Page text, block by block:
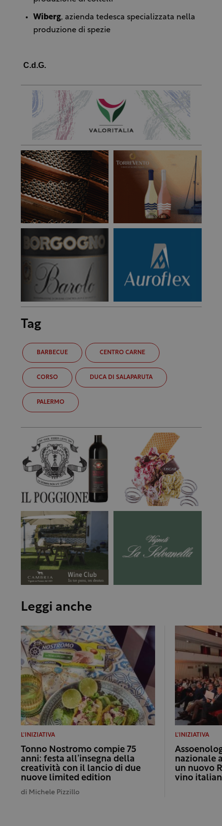
Wiberg, azienda tedesca specializzata nella
produzione di spezie
C.d.G.
Tag
BARBECUE CENTRO CARNE
CORSO DUCA DI SALAPARUTA
PALERMO
Leggi anche
L'INIZIATIVA
Tonno Nostromo compie 75
anni: festa all’insegna della
creatività con il lancio di due
nuove limited edition
di Michele Pizzillo
L'INIZIATIVA
nazionale
un nuovo
vino